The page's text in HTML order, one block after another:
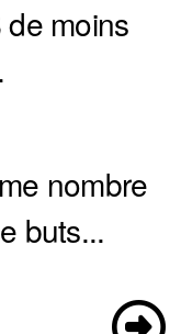
moins
nombre
buts...